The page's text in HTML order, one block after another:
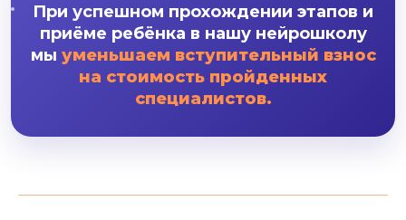
При успешном прохождении этапов и
приёме ребёнка в нашу нейрошколу
мы уменьшаем вступительный взнос
на стоимость пройденных
специалистов.